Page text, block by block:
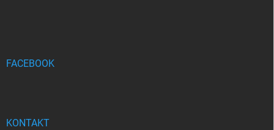
FACEBOOK
KONTAKT